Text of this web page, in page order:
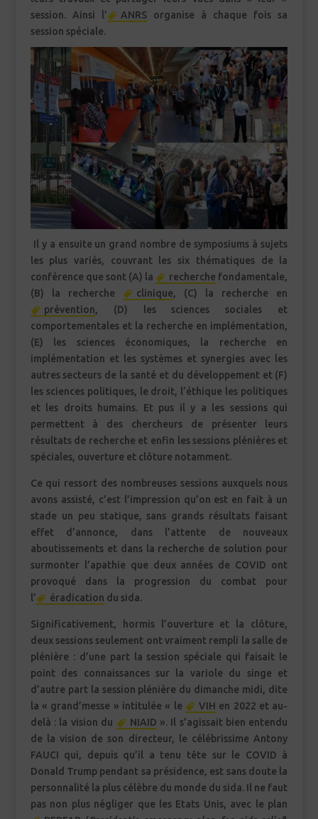
session. Ainsi l’
ANRSorganise à chaque fois sa
session spéciale.
Il y a ensuite un grand nombre de symposiums à sujets
les plus variés, couvrant les six thématiques de la
conférence que sont (A) la
recherche fondamentale,
(B) la recherche
clinique, (C) la recherche en
prévention, (D) les sciences sociales et
comportementales et la recherche en implémentation,
(E) les sciences économiques, la recherche en
implémentation et les systèmes et synergies avec les
autres secteurs de la santé et du développement et (F)
les sciences politiques, le droit, l’éthique les politiques
et les droits humains. Et pus il y a les sessions qui
permettent à des chercheurs de présenter leurs
résultats de recherche et enfin les sessions plénières et
spéciales, ouverture et clôture notamment.
Ce qui ressort des nombreuses sessions auxquels nous
avons assisté, c’est l’impression qu’on est en fait à un
stade un peu statique, sans grands résultats faisant
effet d’annonce, dans l’attente de nouveaux
aboutissements et dans la recherche de solution pour
surmonter l’apathie que deux années de COVID ont
provoqué dans la progression du combat pour
l’
éradication du sida.
Significativement, hormis l’ouverture et la clôture,
deux sessions seulement ont vraiment rempli la salle de
plénière : d’une part la session spéciale qui faisait le
point des connaissances sur la variole du singe et
d’autre part la session plénière du dimanche midi, dite
la « grand’messe » intitulée « le
VIH en 2022 et au-
delà : la vision du
NIAID ». Il s’agissait bien entendu
de la vision de son directeur, le célébrissime Antony
FAUCI qui, depuis qu’il a tenu tête sur le COVID à
Donald Trump pendant sa présidence, est sans doute la
personnalité la plus célèbre du monde du sida. Il ne faut
pas non plus négliger que les Etats Unis, avec le plan